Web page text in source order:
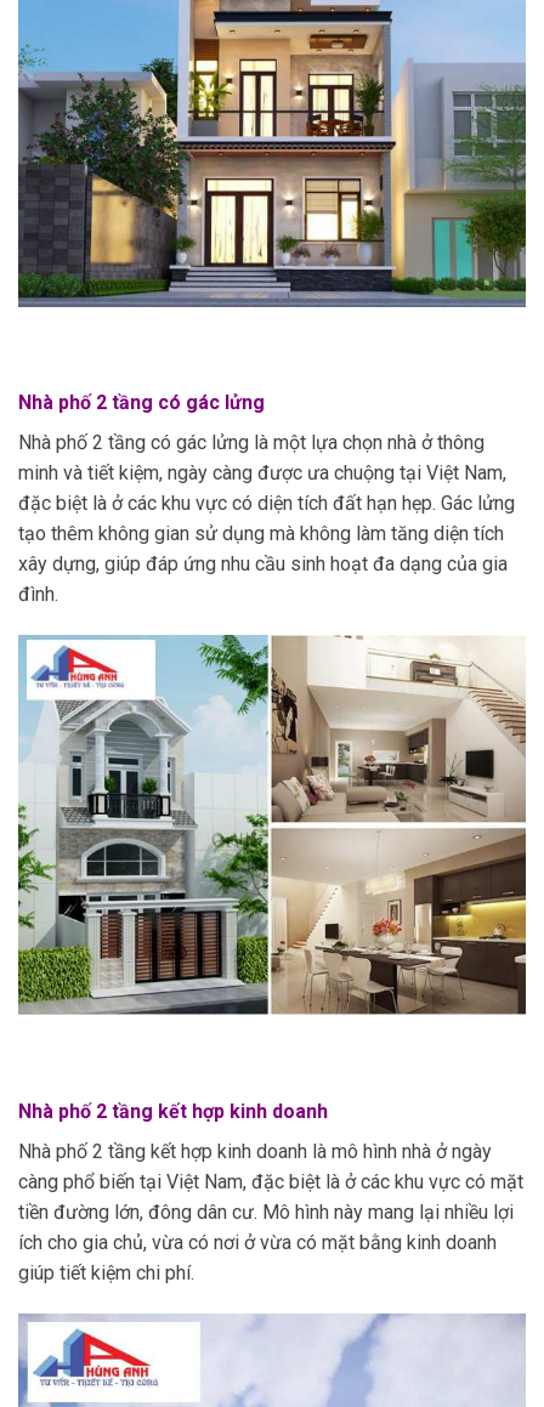
Nhà phố 2 tầng có gác lửng
Nhà phố 2 tầng có gác lửng là một lựa chọn nhà ở thông
minh và tiết kiệm, ngày càng được ưa chuộng tại Việt Nam,
đặc biệt là ở các khu vực có diện tích đất hạn hẹp. Gác lửng
tạo thêm không gian sử dụng mà không làm tăng diện tích
xây dựng, giúp đáp ứng nhu cầu sinh hoạt đa dạng của gia
đình.
Nhà phố 2 tầng kết hợp kinh doanh
Nhà phố 2 tầng kết hợp kinh doanh là mô hình nhà ở ngày
càng phổ biến tại Việt Nam, đặc biệt là ở các khu vực có mặt
tiền đường lớn, đông dân cư. Mô hình này mang lại nhiều lợi
ích cho gia chủ, vừa có nơi ở vừa có mặt bằng kinh doanh
giúp tiết kiệm chi phí.